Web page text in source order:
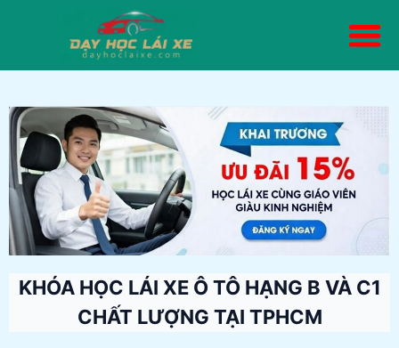
KHÓA HỌC LÁI XE Ô TÔ HẠNG B VÀ C1
CHẤT LƯỢNG TẠI TPHCM